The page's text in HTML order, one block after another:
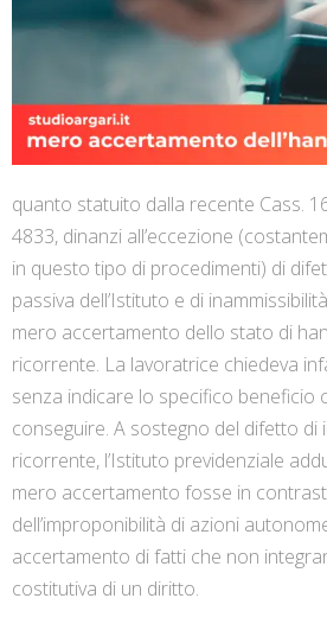
quanto statuito dalla recente Cass.
4833, dinanzi all’eccezione
in questo tipo di procedimenti) di
passiva dell’Istituto e di
mero accertamento dello stato di
ricorrente. La lavoratrice chiedeva
senza indicare lo specifico beneficio
conseguire. A sostegno del difetto di
ricorrente, l’Istituto previdenziale
mero accertamento fosse in
dell’improponibilità di azioni
accertamento di fatti che non
costitutiva di un diritto.